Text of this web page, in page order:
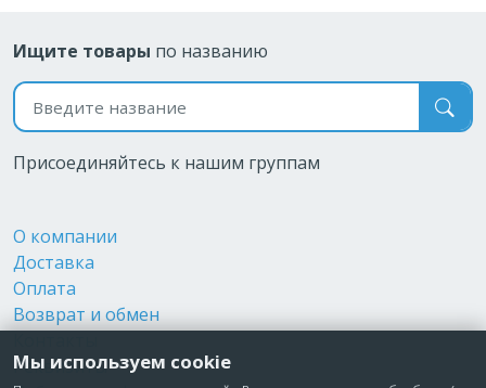
Ищите товары по названию
Поиск по названию
Присоединяйтесь к нашим группам
О компании
Доставка
Оплата
Возврат и обмен
Реквизиты
Мы используем cookie